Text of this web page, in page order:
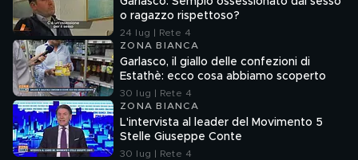
o ragazzo rispettoso?
24 lug | Rete 4
ZONA BIANCA
Garlasco, il giallo delle confezioni di
Estathè: ecco cosa abbiamo scoperto
30 lug | Rete 4
ZONA BIANCA
L'intervista al leader del Movimento 5
Stelle Giuseppe Conte
30 lug | Rete 4